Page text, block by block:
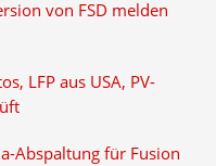
von FSD melden
LFP aus USA, PV-
Abspaltung für Fusion